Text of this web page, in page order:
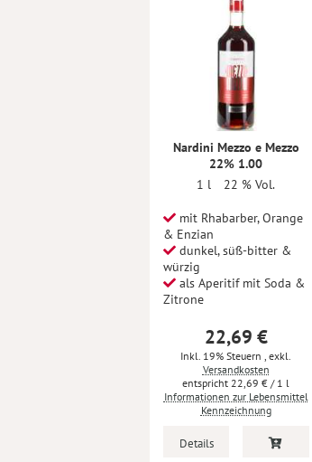
Nardini Mezzo e Mezzo
22% 1.00
1 l
22 % Vol.
mit Rhabarber, Orange
& Enzian
dunkel, süß-bitter &
würzig
als Aperitif mit Soda &
Zitrone
22,69 €
Inkl. 19% Steuern, exkl.
Versandkosten
22,69 € / 1 l
Informationen zur Lebensmittel
Kennzeichnung
Details